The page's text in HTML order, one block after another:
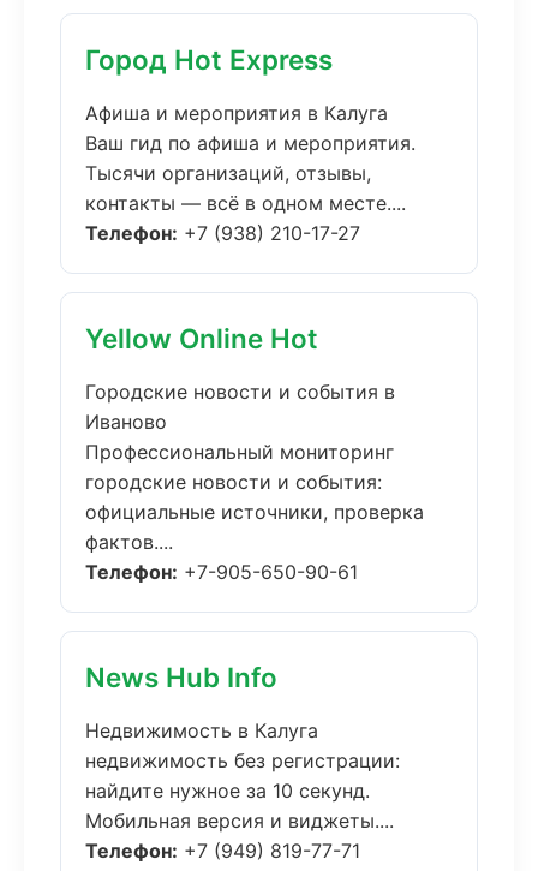
Город Hot Express
Афиша и мероприятия в Калуга
Ваш гид по афиша и мероприятия.
Тысячи организаций, отзывы,
контакты — всё в одном месте....
Телефон: +7 (938) 210-17-27
Yellow Online Hot
Городские новости и события в
Иваново
Профессиональный мониторинг
городские новости и события:
официальные источники, проверка
фактов....
Телефон: +7-905-650-90-61
News Hub Info
Недвижимость в Калуга
недвижимость без регистрации:
найдите нужное за 10 секунд.
Мобильная версия и виджеты....
Телефон: +7 (949) 819-77-71